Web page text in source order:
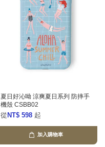
夏日好沁呦 涼爽夏日系列 防摔手
機殼 CSBB02
從 NT$ 598 起
加入購物車